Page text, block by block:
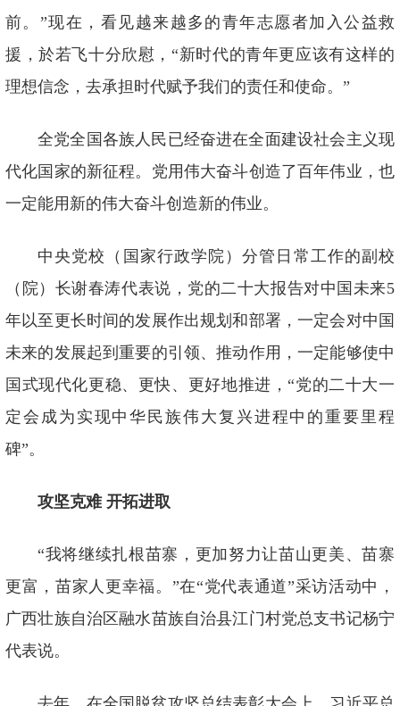
前。”现在，看见越来越多的青年志愿者加入公益救
援，於若飞十分欣慰，“新时代的青年更应该有这样的
理想信念，去承担时代赋予我们的责任和使命。”
全党全国各族人民已经奋进在全面建设社会主义现
代化国家的新征程。党用伟大奋斗创造了百年伟业，也
一定能用新的伟大奋斗创造新的伟业。
中央党校（国家行政学院）分管日常工作的副校
（院）长谢春涛代表说，党的二十大报告对中国未来5
年以至更长时间的发展作出规划和部署，一定会对中国
未来的发展起到重要的引领、推动作用，一定能够使中
国式现代化更稳、更快、更好地推进，“党的二十大一
定会成为实现中华民族伟大复兴进程中的重要里程
碑”。
攻坚克难 开拓进取
“我将继续扎根苗寨，更加努力让苗山更美、苗寨
更富，苗家人更幸福。”在“党代表通道”采访活动中，
广西壮族自治区融水苗族自治县江门村党总支书记杨宁
代表说。